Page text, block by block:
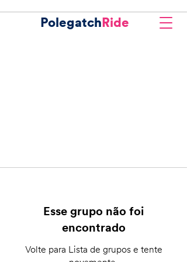
PolegatchRide
Esse grupo não foi
encontrado
Volte para Lista de grupos e tente